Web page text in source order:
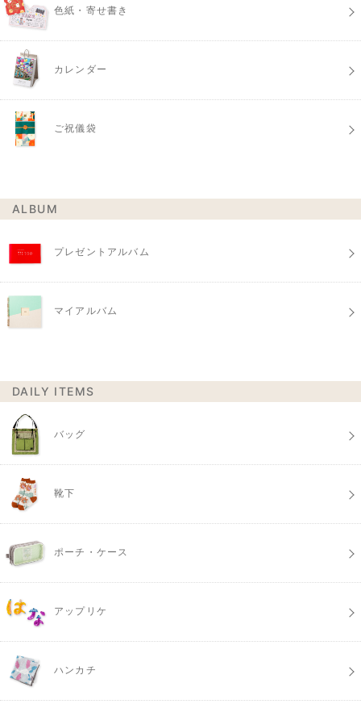
色紙・寄せ書き
カレンダー
ご祝儀袋
ALBUM
プレゼントアルバム
マイアルバム
DAILY ITEMS
バッグ
靴下
ポーチ・ケース
アップリケ
ハンカチ